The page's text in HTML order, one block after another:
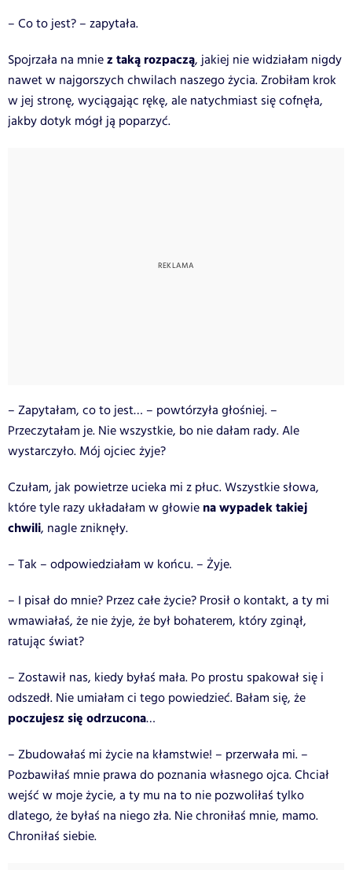
– Co to jest? – zapytała.
Spojrzała na mniez taką rozpaczą, jakiej nie widziałam nigdy
nawet w najgorszych chwilach naszego życia. Zrobiłam krok
w jej stronę, wyciągając rękę, ale natychmiast się cofnęła,
jakby dotyk mógł ją poparzyć.
– Zapytałam, co to jest… – powtórzyła głośniej. –
Przeczytałam je. Nie wszystkie, bo nie dałam rady. Ale
wystarczyło. Mój ojciec żyje?
Czułam, jak powietrze ucieka mi z płuc. Wszystkie słowa,
które tyle razy układałam w głowie na wypadek takiej
chwili, nagle zniknęły.
– Tak – odpowiedziałam w końcu. – Żyje.
– I pisał do mnie? Przez całe życie? Prosił o kontakt, a ty mi
wmawiałaś, że nie żyje, że był bohaterem, który zginął,
ratując świat?
– Zostawił nas, kiedy byłaś mała. Po prostu spakował się i
odszedł. Nie umiałam ci tego powiedzieć. Bałam się, że
poczujesz się odrzucona…
– Zbudowałaś mi życie na kłamstwie! – przerwała mi. –
Pozbawiłaś mnie prawa do poznania własnego ojca. Chciał
wejść w moje życie, a ty mu na to nie pozwoliłaś tylko
dlatego, że byłaś na niego zła. Nie chroniłaś mnie, mamo.
Chroniłaś siebie.